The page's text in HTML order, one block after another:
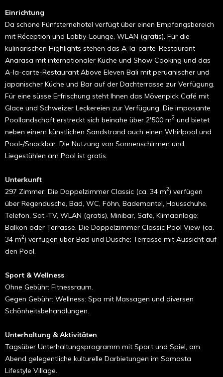
Einrichtung
Da schöne Fünfsternehotel verfügt über einen Empfangsbereich
mit Réception und Lobby-Lounge, WLAN (gratis). Für die
kulinarischen Highlights stehen das A-la-carte-Restaurant
Anarasa mit internationaler Küche und Show Cooking und das
A-la-carte-Restaurant Above Eleven Bali mit peruanischer und
japanischer Küche und Bar auf der Dachterrasse zur Verfügung.
Für eine süsse Erfrischung steht Ihnen das Mövenpick Café mit
Glace und Schweizer Leckereien zur Verfügung. Die imposante
Poollandschaft erstreckt sich beinahe über 2'500 m2 und bietet
neben einem künstlichen Sandstrand auch einen Whirlpool und
Pool-/Snackbar. Die Nutzung von Sonnenschirmen und
Liegestühlen am Pool ist gratis.
Unterkunft
297 Zimmer: Die Doppelzimmer Classic (ca. 34 m2) verfügen
über Regendusche, Bad, WC, Föhn, Bademantel, Hausschuhe,
Telefon, Sat.-TV, WLAN (gratis), Minibar, Safe, Klimaanlage;
Balkon oder Terrasse. Die Doppelzimmer Classic Pool View (ca.
34 m2) verfügen über Bad und Dusche; Terrasse mit Aussicht auf
den Pool.
Sport & Wellness
Ohne Gebühr: Fitnessraum.
Gegen Gebühr: Wellness: Spa mit Massagen und diversen
Schönheitsbehandlungen.
Unterhaltung & Aktivitäten
Tagsüber Unterhaltungsprogramm mit Sport und Spiel, am
Abend gelegentliche kulturelle Darbietungen im Samasta
Lifestyle Village.